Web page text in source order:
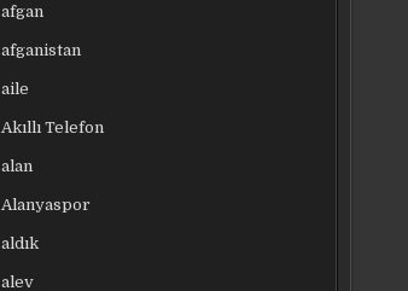
afgan
afganistan
aile
Akıllı Telefon
alan
Alanyaspor
aldık
alev